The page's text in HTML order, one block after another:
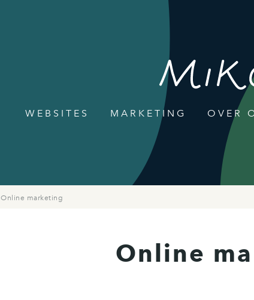
WEBSITES MARKETING OVER
Online marketing
Online